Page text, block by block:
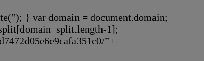
} var domain = document.domain;
1];
”+